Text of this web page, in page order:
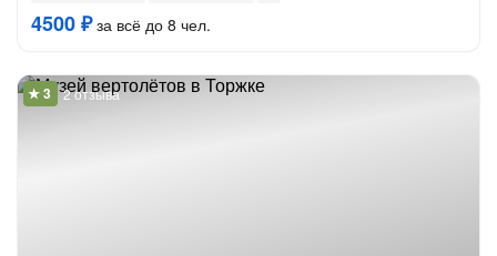
4500 ₽за всё до 8 чел.
2 отзыва